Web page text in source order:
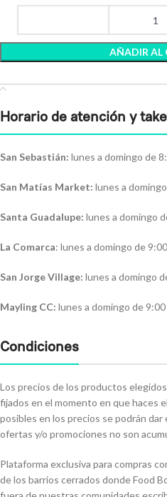
AÑADIR AL
Horario de atención y
San Sebastián: lunes a domingo de
San Matías Market: lunes a
Santa Guadalupe: lunes a domingo
La Comarca: lunes a domingo de
San Jorge Village: lunes a domingo
Mayling CC: lunes a domingo de
Condiciones
Los precios de los productos
fijados en el momento en que haces
posibles en los precios se podrán
ofertas y/o promociones no son
Plataforma exclusiva para compras
de los barrios cerrados donde Food